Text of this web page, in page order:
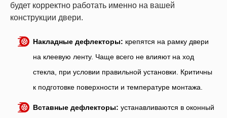
будет корректно работать именно на вашей
конструкции двери.
Накладные дефлекторы: крепятся на рамку двери
на клеевую ленту. Чаще всего не влияют на ход
стекла, при условии правильной установки. Критичны
к подготовке поверхности и температуре монтажа.
Вставные дефлекторы: устанавливаются в оконный